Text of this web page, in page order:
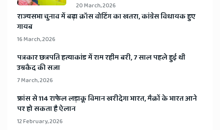
20 March, 2026
​राज्यसभा चुनाव में बढ़ा क्रॉस वोटिंग का खतरा, कांग्रेस विधायक हुए
गायब
16 March, 2026
​पत्रकार छत्रपति हत्याकांड में राम रहीम बरी, 7 साल पहले हुई थी
उम्रकैद की सजा
7 March, 2026
​फ्रांस से 114 राफेल लड़ाकू विमान खरीदेगा भारत, मैक्रों के भारत आने
पर हो सकता है ऐलान
12 February, 2026